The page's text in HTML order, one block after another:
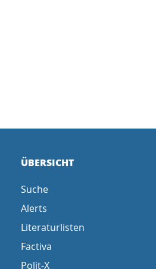
ÜBERSICHT
Suche
Alerts
Literaturlisten
Factiva
Polit-X